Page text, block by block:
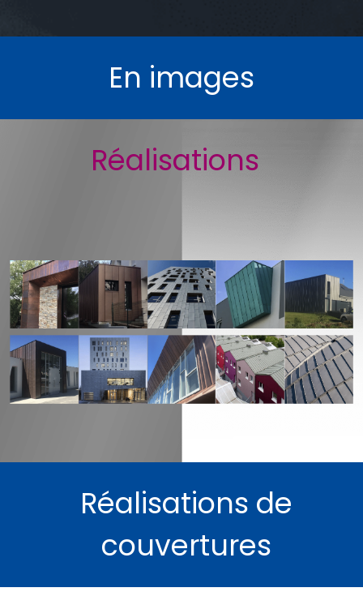
Réalisations
En images
Réalisations de
couvertures